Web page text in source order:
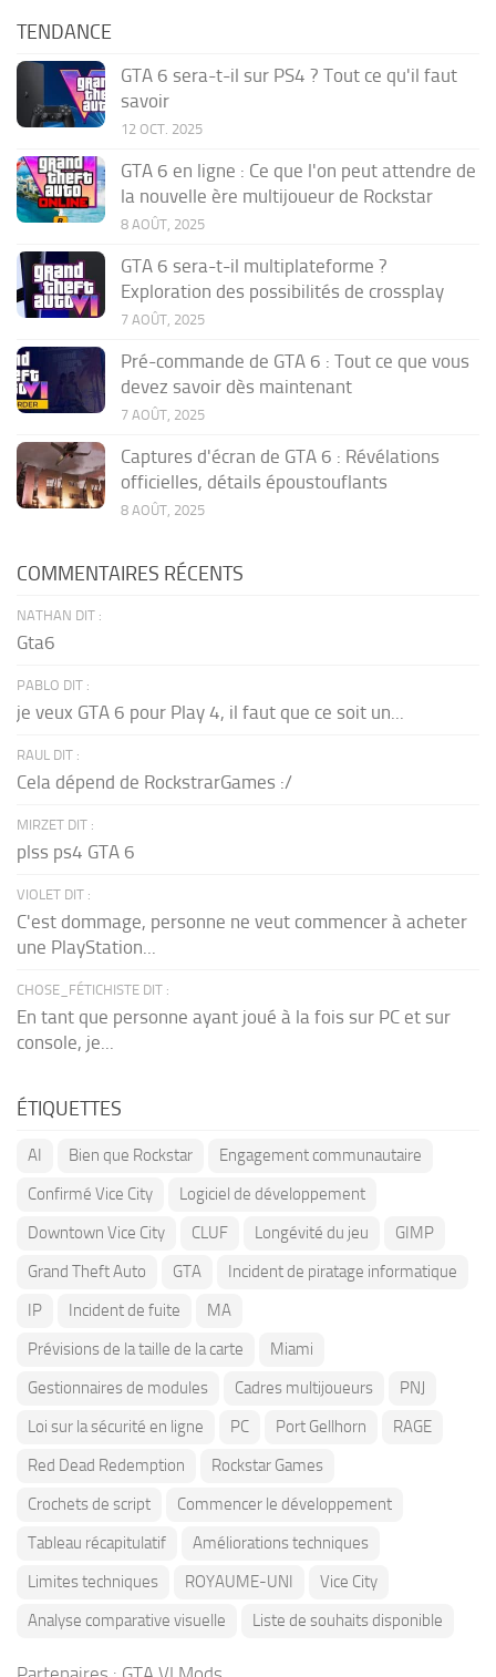
TENDANCE
GTA 6 sera-t-il sur PS4 ? Tout ce qu'il faut
savoir
12 OCT. 2025
GTA 6 en ligne : Ce que l'on peut attendre de
la nouvelle ère multijoueur de Rockstar
8 AOÛT, 2025
GTA 6 sera-t-il multiplateforme ?
Exploration des possibilités de crossplay
7 AOÛT, 2025
Pré-commande de GTA 6 : Tout ce que vous
devez savoir dès maintenant
7 AOÛT, 2025
Captures d'écran de GTA 6 : Révélations
officielles, détails époustouflants
8 AOÛT, 2025
COMMENTAIRES RÉCENTS
NATHAN DIT :
Gta6
PABLO DIT :
je veux GTA 6 pour Play 4, il faut que ce soit un...
RAUL DIT :
Cela dépend de RockstrarGames :/
MIRZET DIT :
plss ps4 GTA 6
VIOLET DIT :
C'est dommage, personne ne veut commencer à acheter
une PlayStation...
CHOSE_FÉTICHISTE DIT :
En tant que personne ayant joué à la fois sur PC et sur
console, je...
ÉTIQUETTES
AI Bien que Rockstar
Engagement communautaire
Confirmé Vice City
Logiciel de développement
Downtown Vice City
CLUF Longévité du jeu
GIMP
Grand Theft Auto
GTA
Incident de piratage informatique
IP
Incident de fuite
MA
Prévisions de la taille de la carte
Miami
Gestionnaires de modules
Cadres multijoueurs
PNJ
Loi sur la sécurité en ligne
PC Port Gellhorn
RAGE
Red Dead Redemption
Rockstar Games
Crochets de script
Commencer le développement
Tableau récapitulatif
Améliorations techniques
Limites techniques
ROYAUME-UNI
Vice City
Analyse comparative visuelle
Liste de souhaits disponible